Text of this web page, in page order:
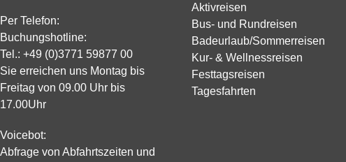
Per Telefon:
Buchungshotline:
Tel.: +49 (0)3771 59877 00
Sie erreichen uns Montag bis
Freitag von 09.00 Uhr bis
17.00Uhr
Voicebot:
Abfrage von Abfahrtszeiten und
Aktivreisen
Bus- und Rundreisen
Badeurlaub/Sommerreisen
Kur- & Wellnessreisen
Festtagsreisen
Tagesfahrten